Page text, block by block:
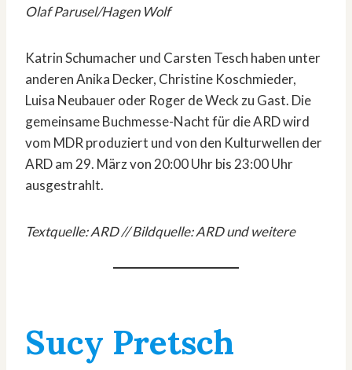
Olaf Parusel/Hagen Wolf
Katrin Schumacher und Carsten Tesch haben unter
anderen Anika Decker, Christine Koschmieder,
Luisa Neubauer oder Roger de Weck zu Gast. Die
gemeinsame Buchmesse-Nacht für die ARD wird
vom MDR produziert und von den Kulturwellen der
ARD am 29. März von 20:00 Uhr bis 23:00 Uhr
ausgestrahlt.
Textquelle: ARD // Bildquelle: ARD und weitere
Sucy Pretsch